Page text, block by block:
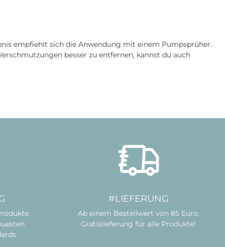
empfiehlt sich die Anwendung mit einem Pumpsprüher.
besser zu entfernen, kannst du auch
#LIEFERUNG
Ab einem Bestellwert von 85 Euro:
Gratislieferung für alle Produkte!